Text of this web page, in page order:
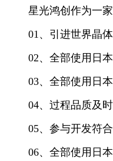
星光鸿创作为一家
01、引进世界晶体
02、全部使用日本
03、全部使用日本
04、过程品质及时
05、参与开发符合
06、全部使用日本